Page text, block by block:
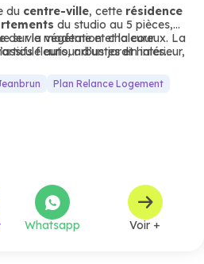
du centre-ville, cette résidence
du studio au 5 pièces,
de vie moderne et chaleureux. La
autour d’un jardin intérieur,
sur la végétation et la cour
fleuris, arbustes et haies
actifs ou les investisseurs
bien desservi.
Plan Relance Logement
Whatsapp Voir +